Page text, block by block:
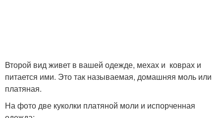
Второй вид живет в вашей одежде, мехах и коврах и
питается ими. Это так называемая, домашняя моль или
платяная.
На фото две куколки платяной моли и испорченная